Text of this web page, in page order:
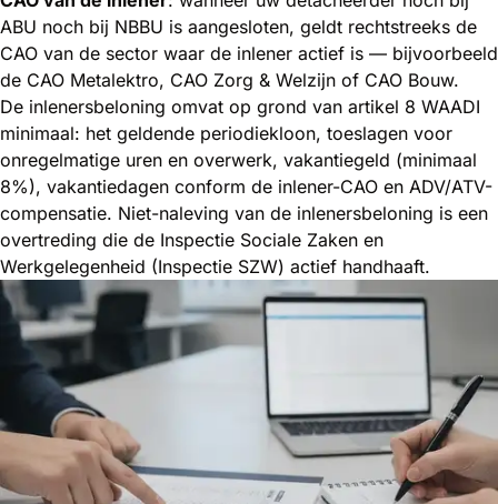
ABU noch bij NBBU is aangesloten, geldt rechtstreeks de
CAO van de sector waar de inlener actief is — bijvoorbeeld
de CAO Metalektro, CAO Zorg & Welzijn of CAO Bouw.
De inlenersbeloning omvat op grond van artikel 8 WAADI
minimaal: het geldende periodiekloon, toeslagen voor
onregelmatige uren en overwerk, vakantiegeld (minimaal
8%), vakantiedagen conform de inlener-CAO en ADV/ATV-
compensatie. Niet-naleving van de inlenersbeloning is een
overtreding die de Inspectie Sociale Zaken en
Werkgelegenheid (Inspectie SZW) actief handhaaft.